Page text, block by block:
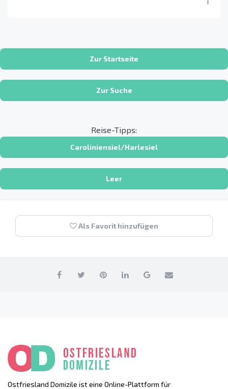
Zur Startseite
Zur Suche
Reise-Tipps:
Caroliniensiel/Harlesiel
Leer
Als Favorit hinzufügen
Ostfriesland Domizile ist eine Online-Plattform für